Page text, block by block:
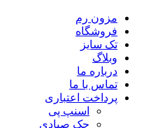
مزون رم
فروشگاه
تک سایز
وبلاگ
درباره ما
تماس با ما
پرداخت اعتباری
اسنپ پی
چک صیادی